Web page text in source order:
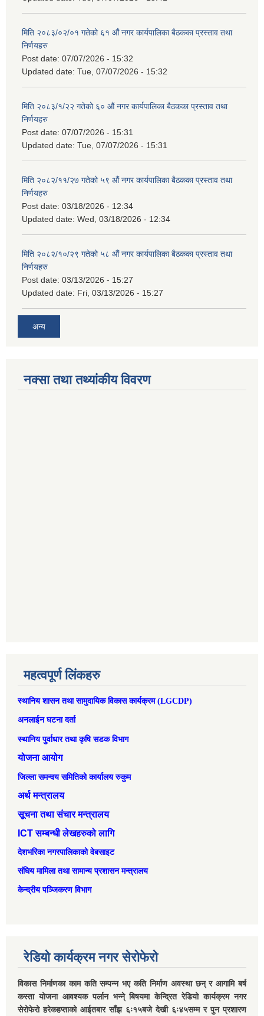
मिति २०८३/०२/०१ गतेको ६१ औं नगर कार्यपालिका बैठकका प्रस्ताव तथा
निर्णयहरु
Post date: 07/07/2026 - 15:32
Updated date: Tue, 07/07/2026 - 15:32
मिति २०८३/१/२२ गतेको ६० औं नगर कार्यपालिका बैठकका प्रस्ताव तथा
निर्णयहरु
Post date: 07/07/2026 - 15:31
Updated date: Tue, 07/07/2026 - 15:31
मिति २०८२/११/२७ गतेको ५९ औं नगर कार्यपालिका बैठकका प्रस्ताव तथा
निर्णयहरु
Post date: 03/18/2026 - 12:34
Updated date: Wed, 03/18/2026 - 12:34
मिति २०८२/१०/२९ गतेको ५८ औं नगर कार्यपालिका बैठकका प्रस्ताव तथा
निर्णयहरु
Post date: 03/13/2026 - 15:27
Updated date: Fri, 03/13/2026 - 15:27
अन्य
नक्सा तथा तथ्यांकीय विवरण
महत्वपूर्ण लिंकहरु
स्थानिय शासन तथा सामुदायिक विकास कार्यक्रम (LGCDP)
अनलाईन घटना दर्ता
स्थानिय पुर्वाधार तथा कृषि सडक विभाग
योजना आयोग
जिल्ला समन्वय समितिको कार्यालय रुकुम
अर्थ मन्त्रालय
सूचना तथा संचार मन्त्रालय
ICT सम्बन्धी लेखहरुको लागि
देशभरिका नगरपालिकाको वेबसाइट
संघिय मामिला तथा सामान्‍य प्रशासन मन्त्रालय
केन्द्रीय पञ्जिकरण विभाग
रेडियो कार्यक्रम नगर सेरोफेरो
विकास निर्माणका काम कति सम्पन्न भए कति निर्माण अवस्था छन् र आगामि बर्ष
कस्ता योजना आवश्यक पर्लान भन्ने् बिषयमा केन्द्रित रेडियो कार्यक्रम नगर
सेरोफेरो हरेकहप्ताको आईतबार साँझ ६ः१५बजे देखी ६ः४५सम्म र पुन प्रशारण